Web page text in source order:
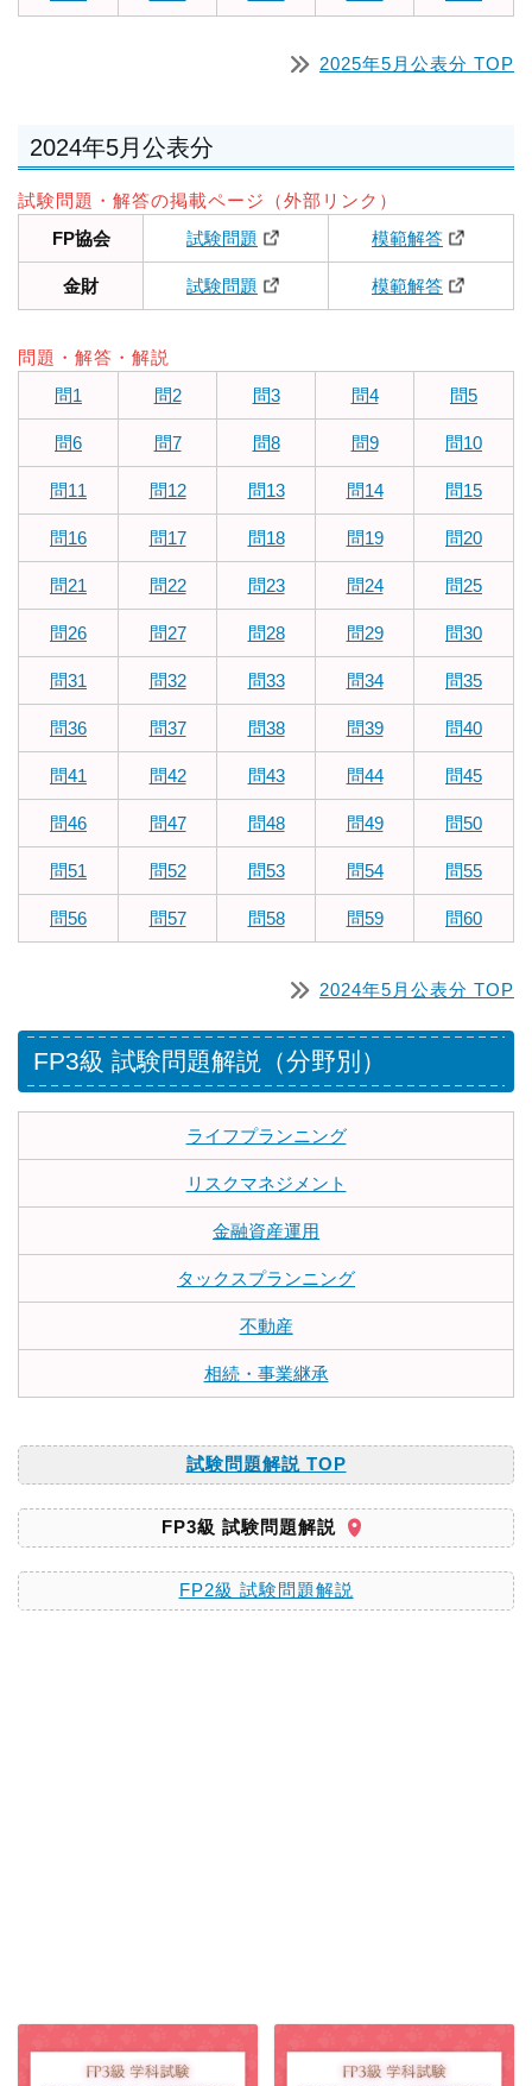
2025年5月公表分 TOP
2024年5月公表分
試験問題・解答の掲載ページ（外部リンク）
FP協会
試験問題 模範解答
金財 試験問題 模範解答
問題・解答・解説
問1
問2 問3 問4 問5
問6 問7 問8 問9 問10
問11 問12 問13 問14 問15
問16 問17 問18 問19 問20
問21 問22 問23 問24 問25
問26 問27 問28 問29 問30
問31 問32 問33 問34 問35
問36 問37 問38 問39 問40
問41 問42 問43 問44 問45
問46 問47 問48 問49 問50
問51 問52 問53 問54 問55
問56 問57 問58 問59 問60
2024年5月公表分 TOP
FP3級 試験問題解説（分野別）
ライフプランニング
リスクマネジメント
金融資産運用
タックスプランニング
不動産
相続・事業継承
試験問題解説 TOP
FP3級 試験問題解説
FP2級 試験問題解説